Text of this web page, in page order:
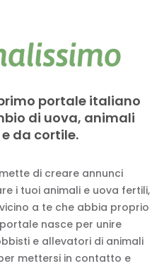
portale italiano
di uova, animali
da cortile.
di creare annunci
i tuoi animali e uova fertili,
a te che abbia proprio
nasce per unire
e allevatori di animali
mettersi in contatto e